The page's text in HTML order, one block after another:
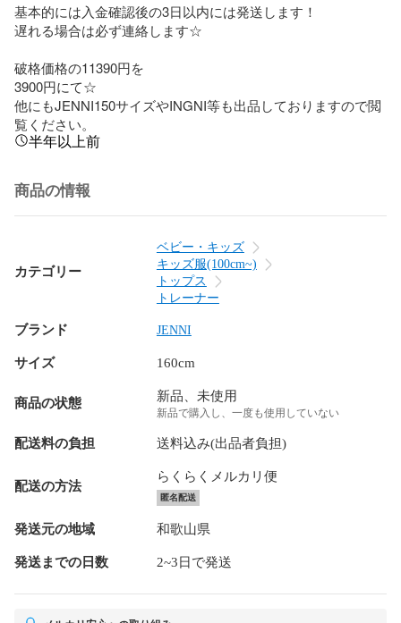
基本的には入金確認後の3日以内には発送します！
遅れる場合は必ず連絡します☆
破格価格の11390円を
3900円にて☆
他にもJENNI150サイズやINGNI等も出品しておりますので閲
覧ください。
半年以上前
商品の情報
カテゴリー
ベビー・キッズ
キッズ服(100cm~)
トップス
トレーナー
ブランド JENNI
サイズ 160cm
商品の状態 新品、未使用
新品で購入し、一度も使用していない
配送料の負担 送料込み(出品者負担)
配送の方法
らくらくメルカリ便
匿名配送
発送元の地域 和歌山県
発送までの日数 2~3日で発送